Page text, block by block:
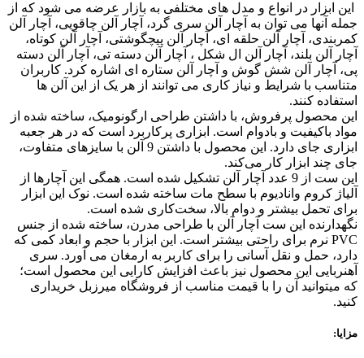
این ابزار در انواع و مدل های مختلفی به بازار عرضه می شود که از
جمله آنها می توان به آچار آلن سری گرد، آچار آلن چاقویی، آچار آلن
کمربندی، آچار آلن حلقه ای، آچار آلن پیچگوشتی، آچار آلن کوتاه،
آچار آلن بلند، آچار آلن ال شکل ، آچار آلن دسته تی، آچار آلن دسته
پی، آچار آلن شش گوش و آچار آلن ستاره ای اشاره کرد. کاربران
متناسب با شرایط و نیاز کاری می توانند از هر یک از این آلن ها
استفاده کنند.
این محصول پرفروش، با داشتن طراحی ارگونومیک، ساخته شده از
مواد باکیفیت و بادوام است. ابزاری پرکاربرد است که در هر جعبه
ابزاری جای دارد. این محصول با داشتن 9 آلن با سایزهای متفاوت،
جای چند ابزار کار می‌کند.
این ست از 9 عدد آچار آلن تشکیل شده است. همگی این آچارها از
آلیاژ کروم وانادیوم با سطح مات ساخته شده است. نوک این ابزار
برای تحمل بیشتر و دوام بالا، سخت‌کاری شده است.
نگهدارنده این ست آچار آلن با طراحی مدرن، ساخته شده از جنس
PVC نرم برای راحتی بیشتر است. این ابزار با حجم و ابعاد کمی که
دارد، حمل و نقل آسانی را برای کاربر به ارمغان می آورد. سری
آهنربایی این محصول نیز باعث افزایش کارایی این محصول است؛
که میتوانید آن را با قیمت مناسب از فروشگاه میرزبل خریداری
کنید.
مزایا: